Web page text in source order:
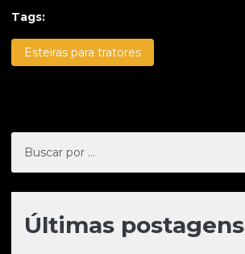
Tags:
Esteiras para tratores
Últimas postagens